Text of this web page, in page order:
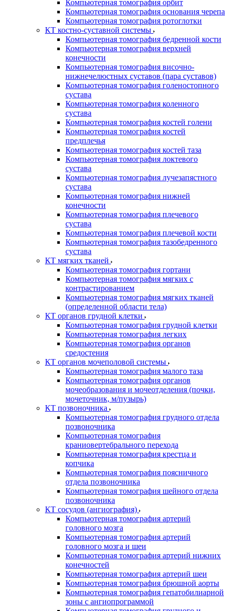
Компьютерная томография орбит
Компьютерная томография основания черепа
Компьютерная томография ротоглотки
КТ костно-суставной системы
Компьютерная томография бедренной кости
Компьютерная томография верхней
конечности
Компьютерная томография височно-
нижнечелюстных суставов (пара суставов)
Компьютерная томография голеностопного
сустава
Компьютерная томография коленного
сустава
Компьютерная томография костей голени
Компьютерная томография костей
предплечья
Компьютерная томография костей таза
Компьютерная томография локтевого
сустава
Компьютерная томография лучезапястного
сустава
Компьютерная томография нижней
конечности
Компьютерная томография плечевого
сустава
Компьютерная томография плечевой кости
Компьютерная томография тазобедренного
сустава
КТ мягких тканей
Компьютерная томография гортани
Компьютерная томография мягких с
контрастированием
Компьютерная томография мягких тканей
(определенной области тела)
КТ органов грудной клетки
Компьютерная томография грудной клетки
Компьютерная томография легких
Компьютерная томография органов
средостения
КТ органов мочеполовой системы
Компьютерная томография малого таза
Компьютерная томография органов
мочеобразования и мочеотделения (почки,
мочеточник, м/пузырь)
КТ позвоночника
Компьютерная томография грудного отдела
позвоночника
Компьютерная томография
краниовертебрального перехода
Компьютерная томография крестца и
копчика
Компьютерная томография поясничного
отдела позвоночника
Компьютерная томография шейного отдела
позвоночника
КТ сосудов (ангиография)
Компьютерная томография артерий
головного мозга
Компьютерная томография артерий
головного мозга и шеи
Компьютерная томография артерий нижних
конечностей
Компьютерная томография артерий шеи
Компьютерная томография брюшной аорты
Компьютерная томография гепатобилиарной
зоны с ангиопрограммой